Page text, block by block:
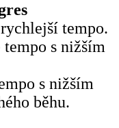
tempo.
tempo s nižším
s nižším
běhu.